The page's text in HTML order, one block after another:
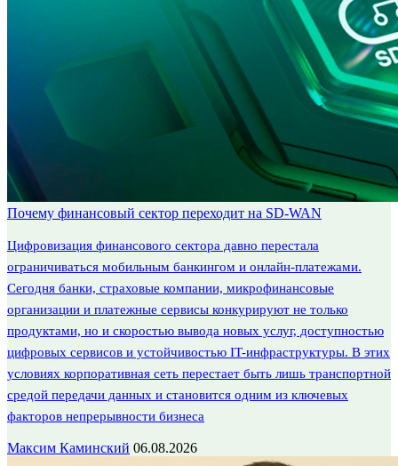
Почему финансовый сектор переходит на SD-WAN
Цифровизация финансового сектора давно перестала
ограничиваться мобильным банкингом и онлайн-платежами.
Сегодня банки, страховые компании, микрофинансовые
организации и платежные сервисы конкурируют не только
продуктами, но и скоростью вывода новых услуг, доступностью
цифровых сервисов и устойчивостью IT-инфраструктуры. В этих
условиях корпоративная сеть перестает быть лишь транспортной
средой передачи данных и становится одним из ключевых
факторов непрерывности бизнеса
Максим Каминский 06.08.2026